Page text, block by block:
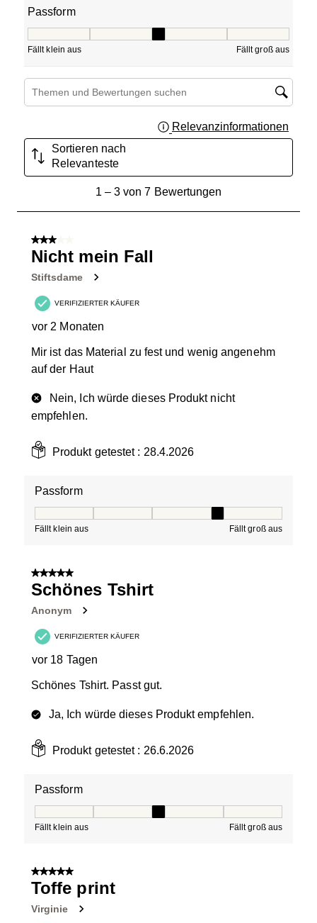
Passform
Fällt klein aus Fällt groß aus
Suchthemen und Bewertungen Suchregion
Relevanzinformationen
Sortieren nach
Relevanteste
von
Bewertungen.
1– 3 von 7 Bewertungen
3 von 5 Sternen.
Nicht mein Fall
Stiftsdame
VERIFIZIERTER KÄUFER
vor 2 Monaten
Mir ist das Material zu fest und wenig angenehm
auf der Haut
Nein, Ich würde dieses Produkt nicht
empfehlen.
Produkt getestet : 28.4.2026
Passform
Fällt klein aus Fällt groß aus
5 von 5 Sternen.
Schönes Tshirt
Anonym
VERIFIZIERTER KÄUFER
vor 18 Tagen
Schönes Tshirt. Passt gut.
Ja, Ich würde dieses Produkt empfehlen.
Produkt getestet : 26.6.2026
Passform
Fällt klein aus Fällt groß aus
5 von 5 Sternen.
Toffe print
Virginie